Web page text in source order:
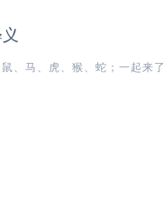
、马、虎、猴、蛇；一起来了